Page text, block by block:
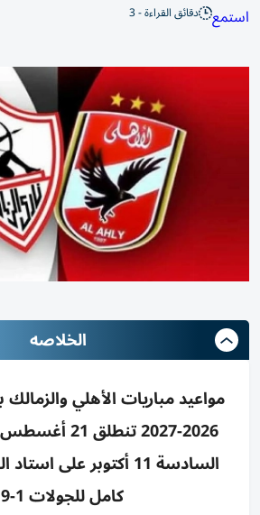
استمع دقائق القراءة - 3
الخلاصه
مواعيد مباريات الأهلي
2026-2027
السادسة 11 أكتوبر على
كامل للجولات 1-19